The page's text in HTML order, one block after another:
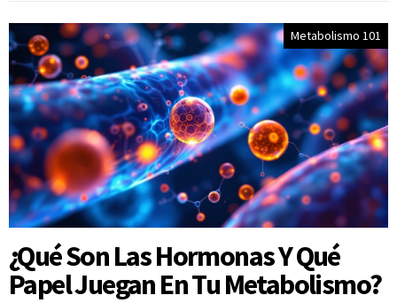
Metabolismo 101
¿Qué Son Las Hormonas Y Qué
Papel Juegan En Tu Metabolismo?